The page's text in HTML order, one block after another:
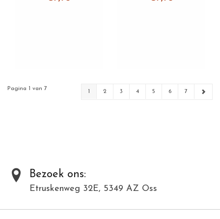
Pagina 1 van 7 2 3 4 5 6 7
Bezoek ons:
Etruskenweg 32E, 5349 AZ Oss